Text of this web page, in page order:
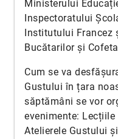
Ministerului
Inspectoratului
Institutului Francez
Bucătarilor și
Cum se va
Gustului în țara
săptămâni se vor
evenimente:
Atelierele Gustului